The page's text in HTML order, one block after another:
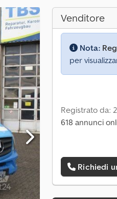
Venditore
Nota:
per
Registrato da:
618 annunci
Richiedi